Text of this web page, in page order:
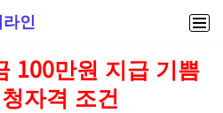
인
100만원 지급 기쁨
자격 조건